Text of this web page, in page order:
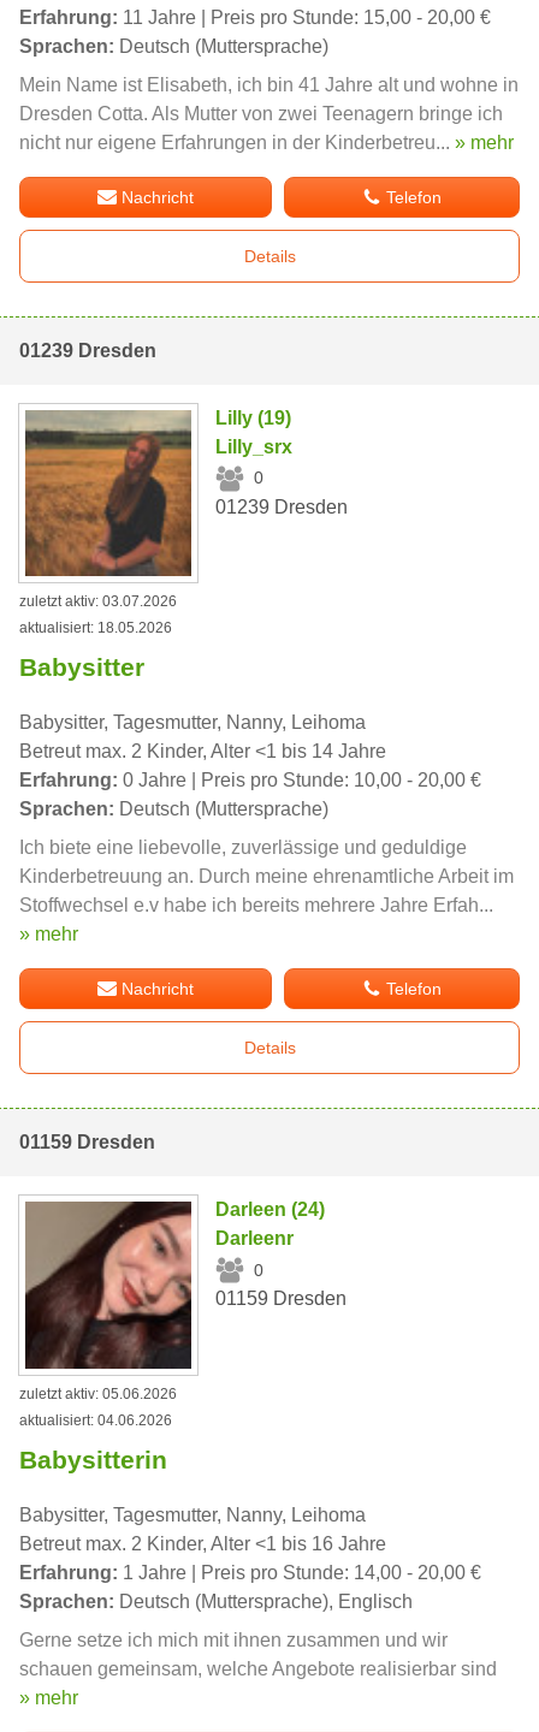
Erfahrung: 11 Jahre | Preis pro Stunde: 15,00 - 20,00 €
Sprachen: Deutsch (Muttersprache)
Mein Name ist Elisabeth, ich bin 41 Jahre alt und wohne in
Dresden Cotta. Als Mutter von zwei Teenagern bringe ich
nicht nur eigene Erfahrungen in der Kinderbetreu... » mehr
Nachricht Telefon
Details
01239 Dresden
Lilly (19)
Lilly_srx
0
01239 Dresden
zuletzt aktiv: 03.07.2026
aktualisiert: 18.05.2026
Babysitter
Babysitter, Tagesmutter, Nanny, Leihoma
Betreut max. 2 Kinder, Alter <1 bis 14 Jahre
Erfahrung: 0 Jahre | Preis pro Stunde: 10,00 - 20,00 €
Sprachen: Deutsch (Muttersprache)
Ich biete eine liebevolle, zuverlässige und geduldige
Kinderbetreuung an. Durch meine ehrenamtliche Arbeit im
Stoffwechsel e.v habe ich bereits mehrere Jahre Erfah...
» mehr
Nachricht Telefon
Details
01159 Dresden
Darleen (24)
Darleenr
0
01159 Dresden
zuletzt aktiv: 05.06.2026
aktualisiert: 04.06.2026
Babysitterin
Babysitter, Tagesmutter, Nanny, Leihoma
Betreut max. 2 Kinder, Alter <1 bis 16 Jahre
Erfahrung: 1 Jahre | Preis pro Stunde: 14,00 - 20,00 €
Sprachen: Deutsch (Muttersprache), Englisch
Gerne setze ich mich mit ihnen zusammen und wir
schauen gemeinsam, welche Angebote realisierbar sind
» mehr